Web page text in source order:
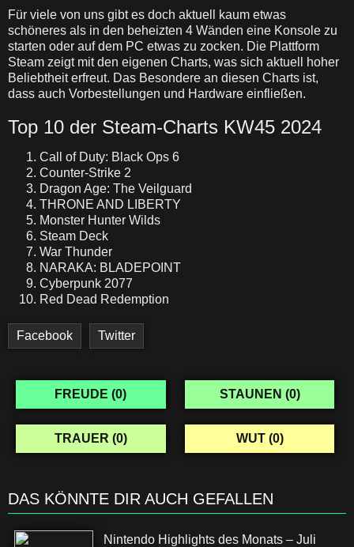
Für viele von uns gibt es doch aktuell kaum etwas
schöneres als in den beheizten 4 Wänden eine Konsole zu
starten oder auf dem PC etwas zu zocken. Die Plattform
Steam zeigt mit den eigenen Charts, was sich aktuell hoher
Beliebtheit erfreut. Das Besondere an diesen Charts ist,
dass auch Vorbestellungen und Hardware einfließen.
Top 10 der Steam-Charts KW45 2024
Call of Duty: Black Ops 6
Counter-Strike 2
Dragon Age: The Veilguard
THRONE AND LIBERTY
Monster Hunter Wilds
Steam Deck
War Thunder
NARAKA: BLADEPOINT
Cyberpunk 2077
Red Dead Redemption
Facebook Twitter
FREUDE (0) STAUNEN (0)
TRAUER (0) WUT (0)
DAS KÖNNTE DIR AUCH GEFALLEN
Nintendo Highlights des Monats – Juli